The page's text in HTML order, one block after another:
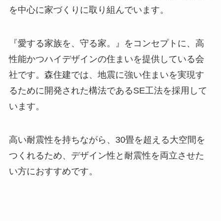
を中心に家づくりに取り組んでいます。
『愛する家族を、守る家。』をコンセプトに、高
性能かつハイデザインの住まいを提供している会
社です。森住建では、地震に強い住まいを実現す
るために開発された構法であるSE工法を採用して
います。
高い耐震性を持ちながら、30畳を超える大空間を
つくれるため、デザイン性と耐震性を両立させた
い方におすすめです。